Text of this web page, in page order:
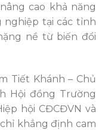
cao khả năng
nghiệp tại các tỉnh
nề từ biến đổi
Tiết Khánh – Chủ
Hội đồng Trường
hội CĐCĐVN và
khẳng định cam